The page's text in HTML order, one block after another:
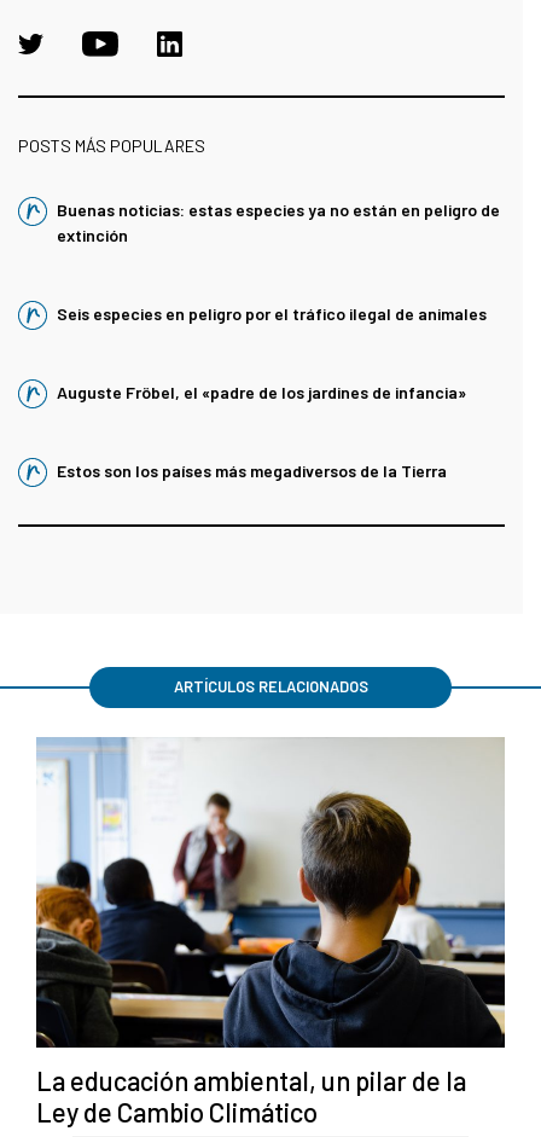
POSTS MÁS POPULARES
Buenas noticias: estas especies ya no están en peligro de
extinción
Seis especies en peligro por el tráfico ilegal de animales
Auguste Fröbel, el «padre de los jardines de infancia»
Estos son los países más megadiversos de la Tierra
ARTÍCULOS RELACIONADOS
La educación ambiental, un pilar de la
Ley de Cambio Climático